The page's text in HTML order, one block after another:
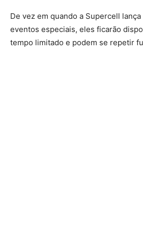
De vez em quando a Supercell
eventos especiais, eles ficarão
tempo limitado e podem se repetir